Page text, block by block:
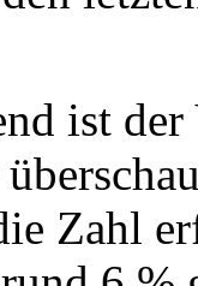
ist
Zahl